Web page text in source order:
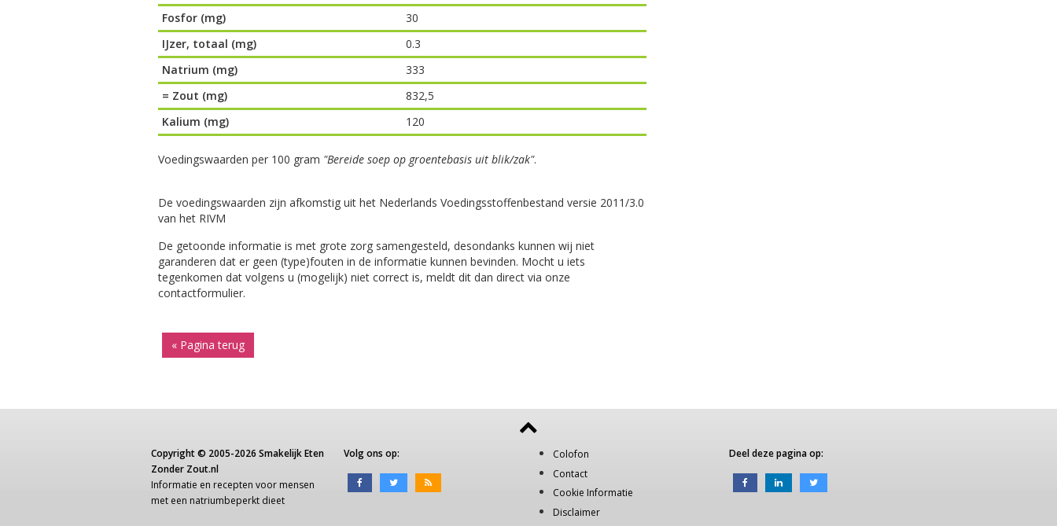
Fosfor (mg)
30
IJzer, totaal (mg)
0.3
Natrium (mg)
333
= Zout (mg)
832,5
Kalium (mg)
120
Voedingswaarden per 100 gram "Bereide soep op groentebasis uit blik/zak".
De voedingswaarden zijn afkomstig uit het Nederlands Voedingsstoffenbestand versie 2011/3.0
van het RIVM
De getoonde informatie is met grote zorg samengesteld, desondanks kunnen wij niet
garanderen dat er geen (type)fouten in de informatie kunnen bevinden. Mocht u iets
tegenkomen dat volgens u (mogelijk) niet correct is, meldt dit dan direct via onze
contactformulier.
« Pagina terug
Copyright © 2005-2026 Smakelijk Eten
Zonder Zout.nl
Informatie en recepten voor mensen
met een natriumbeperkt dieet
Volg ons op:
Colofon
Contact
Cookie Informatie
Disclaimer
Deel deze pagina op: